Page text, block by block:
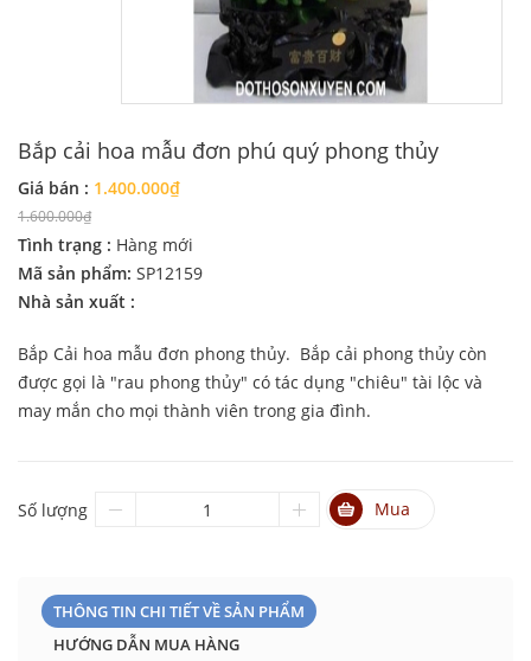
Bắp cải hoa mẫu đơn phú quý phong thủy
Giá bán : 1.400.000₫
1.600.000₫
Tình trạng : Hàng mới
Mã sản phẩm: SP12159
Nhà sản xuất :
Bắp Cải hoa mẫu đơn phong thủy. Bắp cải phong thủy còn
được gọi là "rau phong thủy" có tác dụng "chiêu" tài lộc và
may mắn cho mọi thành viên trong gia đình.
Số lượng Mua
THÔNG TIN CHI TIẾT VỀ SẢN PHẨM
HƯỚNG DẪN MUA HÀNG